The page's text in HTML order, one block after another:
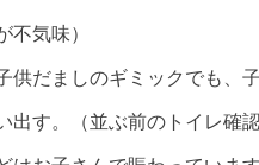
気味）
だましのギミックでも、
す。（並ぶ前のトイレ確認